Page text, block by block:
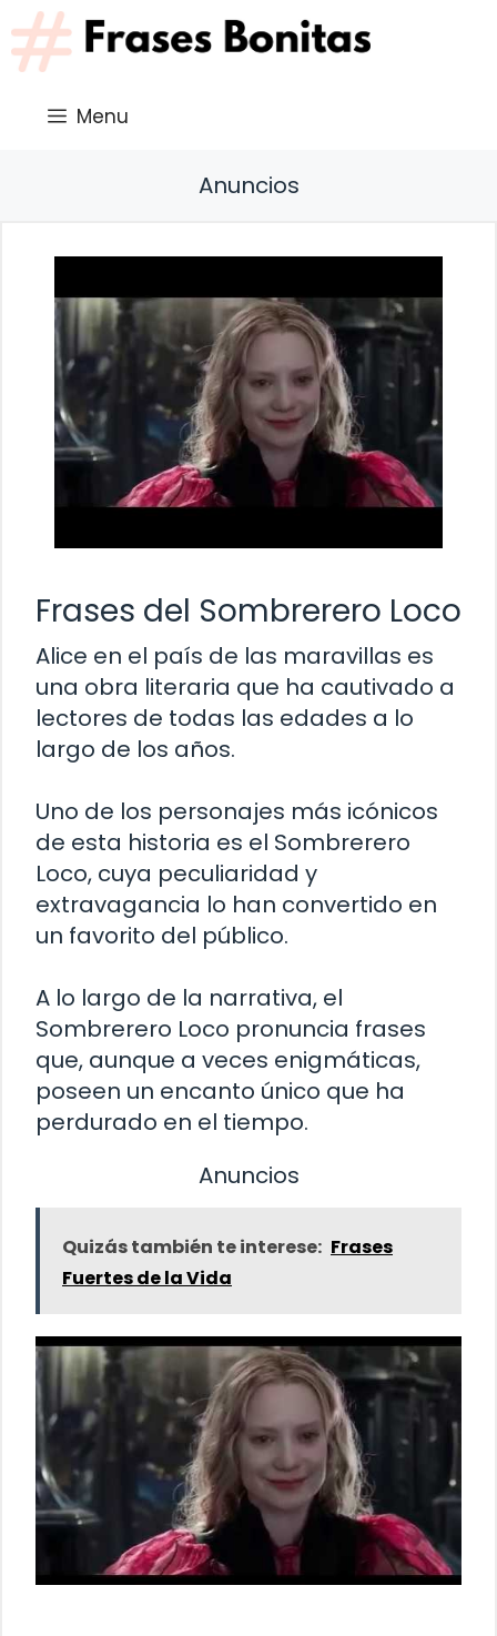
Saltar
al
contenido
Menu
Anuncios
Frases del Sombrerero Loco
Alice en el país de las maravillas es
una obra literaria que ha cautivado a
lectores de todas las edades a lo
largo de los años.
Uno de los personajes más icónicos
de esta historia es el Sombrerero
Loco, cuya peculiaridad y
extravagancia lo han convertido en
un favorito del público.
A lo largo de la narrativa, el
Sombrerero Loco pronuncia frases
que, aunque a veces enigmáticas,
poseen un encanto único que ha
perdurado en el tiempo.
Anuncios
Quizás también te interese: Frases
Fuertes de la Vida